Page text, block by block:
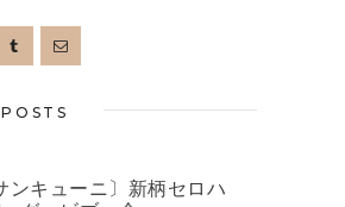
ンキューニ〕新柄セロハ